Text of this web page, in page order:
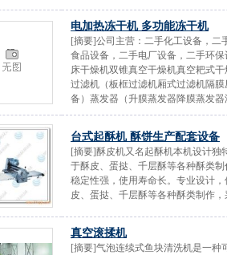
电加热冻干机 多功能冻干机
[摘要]公司主营：二手化工设备，二
食品设备，二手电厂设备，二手环
床干燥机双锥真空干燥机真空耙式
过滤机（板框过滤机厢式过滤机隔
备）蒸发器（升膜蒸发器降膜蒸发
台式起酥机 酥饼生产配套设备
[摘要]酥皮机又名起酥机本机设计独
于酥皮、蛋挞、千层酥等各种酥类
稳定性强，使用寿命长。专业设计
皮、蛋挞、千层酥等各种酥类制作
真空滚揉机
[摘要]气泡连续式鱼块清洗机是一种